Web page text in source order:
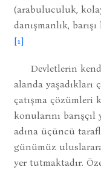
(arabuluculuk,
danışmanlık,
[1]
Devletlerin
alanda yaşadıkları
çatışma çözümleri
konularını
adına üçüncü
günümüz
yer tutmaktadır.